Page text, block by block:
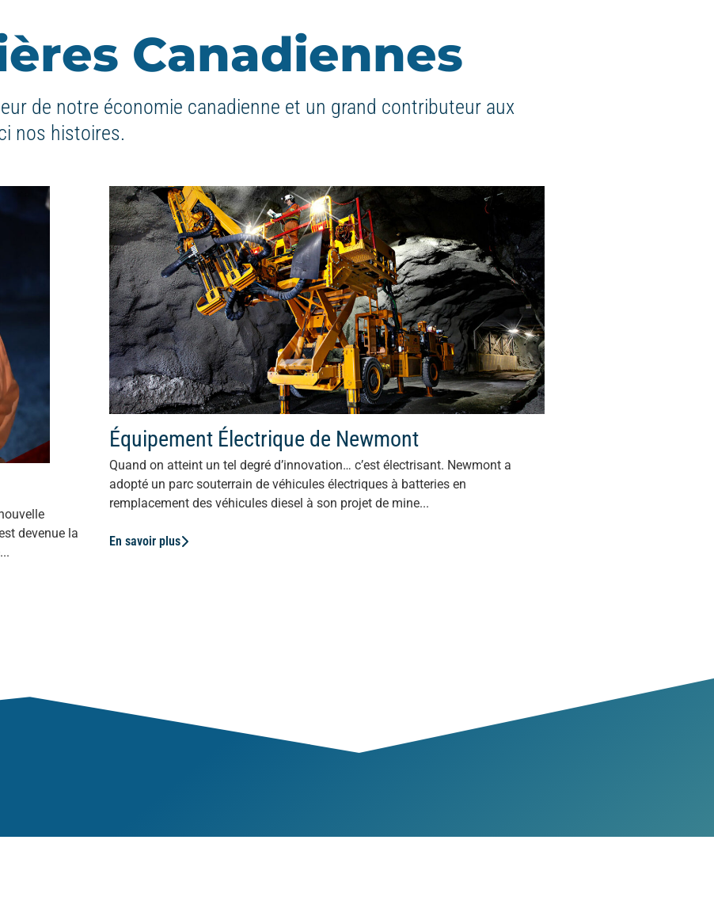
Canadiennes
de notre économie canadienne et un grand contributeur aux
nos histoires.
devenue la
Équipement Électrique de Newmont
Quand on atteint un tel degré d’innovation… c’est électrisant. Newmont a
adopté un parc souterrain de véhicules électriques à batteries en
remplacement des véhicules diesel à son projet de mine...
En savoir plus